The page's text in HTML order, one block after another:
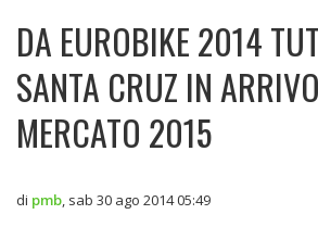
DA EUROBIKE 2014
SANTA CRUZ IN
MERCATO 2015
di pmb sab 30 ago 2014 05:49